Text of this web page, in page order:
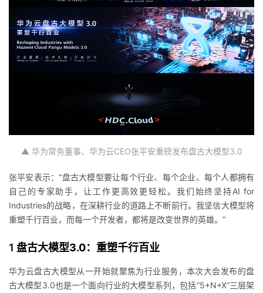
客
论
的
我
动
关
注
的
开
发
者
学
我
的
Programs
我
的
支
持
▲ 华为常务董事、华为云CEO张平安重磅发布盘古大模型3.0
张平安表示：“盘古大模型要让每个行业、每个企业、每个人都拥有
自己的专家助手，让工作更高效更轻松。我们始终坚持AI for
Industries的战略，在深耕行业的道路上不断前行。我坚信大模型将
重塑千行百业，而每一个开发者，都将是改变世界的英雄。”
1 盘古大模型3.0：重塑千行百业
华为云盘古大模型从一开始就聚焦为行业服务，本次大会发布的盘
古大模型3.0也是一个面向行业的大模型系列，包括“5+N+X”三层架